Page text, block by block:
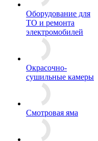
Оборудование для
ТО и ремонта
электромобилей
Окрасочно-
сушильные камеры
Смотровая яма